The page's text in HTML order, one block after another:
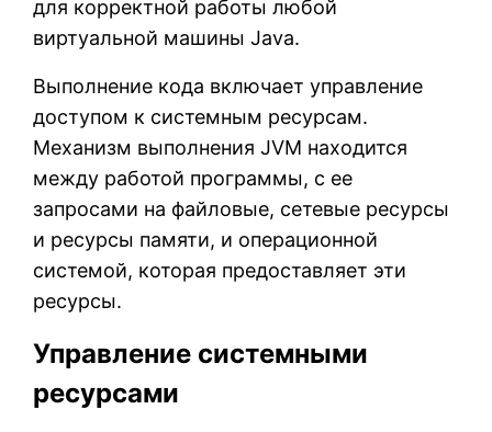
для корректной работы любой
виртуальной машины Java.
Выполнение кода включает управление
доступом к системным ресурсам.
Механизм выполнения JVM находится
между работой программы, с ее
запросами на файловые, сетевые ресурсы
и ресурсы памяти, и операционной
системой, которая предоставляет эти
ресурсы.
Управление системными
ресурсами